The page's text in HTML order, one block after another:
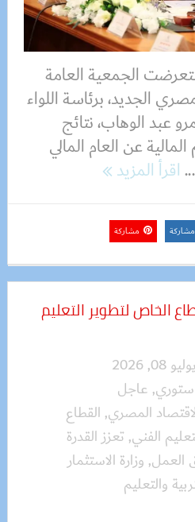
الجمعية العامة
الجديد، برئاسة اللواء
عبد الوهاب، نتائج
عن العام المالي
اقرأ المزيد
مشاركة مشاركة
الخاص لتطوير التعليم
يوليو 08, 2026
, عاجل
المصري, القطاع
الفني, تعزز القدرة
, وزارة الاستثمار
والتعليم